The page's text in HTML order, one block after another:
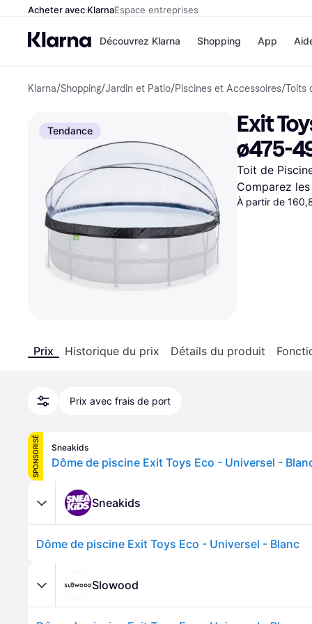
Acheter avec KlarnaEspace entreprises
Découvrez Klarna
Options de
paiement
Payer maintenant
Paiement en 3 fois
Paiement à 30 jours
Klarna sur Apple Pay
Shopping
Magasins
Airbnb
Temu
JD
App
Klarna/Shopping/Jardin et Patio/Piscines et Accessoires/Toits
Tendance
Exit
ø475-
Toit de
Comparez
À partir de
Prix Historique du prix Détails du produit
Prix avec frais de port
SPONSORISÉ Sneakids
Dôme de piscine Exit Toys Eco - Universel -
Sneakids
Dôme de piscine Exit Toys Eco - Universel - Blanc
Slowood